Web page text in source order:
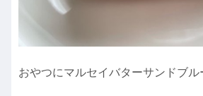
おやつにマルセイバターサンドブル